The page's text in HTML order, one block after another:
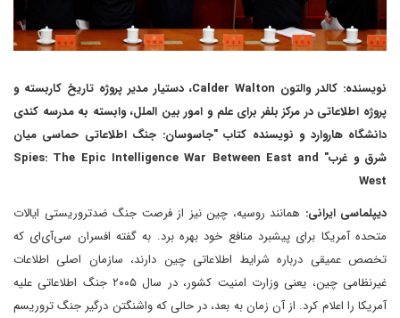
نویسنده: کالدر والتون Calder Walton، دستیار مدیر پروژه تاریخ کاربسته و
پروژه اطلاعاتی در مرکز بلفر برای علم و امور بین الملل، وابسته به مدرسه کندی
دانشگاه هاروارد و نویسنده کتاب "جاسوسان: جنگ اطلاعاتی حماسی میان
شرق و غرب" Spies: The Epic Intelligence War Between East and
West
دیپلماسی ایرانی: همانند روسیه، چین نیز از فرصت جنگ ضدتروریستی ایالات
متحده آمریکا برای پیشبرد منافع خود بهره‌ برد. به گفته‌ افسران سی‌آی‌ای که
تخصص عمیقی درباره شرایط اطلاعاتی چین دارند، سازمان اصلی اطلاعات
غیرنظامی چین، یعنی وزارت امنیت کشور، در سال ۲۰۰۵ جنگ اطلاعاتی علیه
آمریکا را اعلام کرد. از آن زمان به بعد، در حالی که واشنگتن درگیر جنگ تروریسم